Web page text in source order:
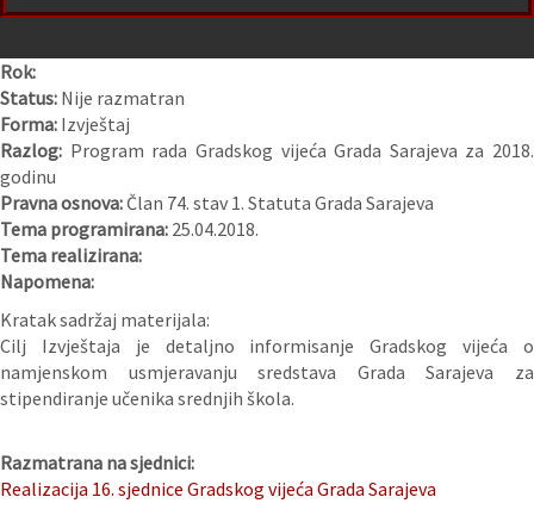
Rok:
Status: Nije razmatran
Forma: Izvještaj
Razlog: Program rada Gradskog vijeća Grada Sarajeva za 2018.
godinu
Pravna osnova:Član 74. stav 1. Statuta Grada Sarajeva
Tema programirana: 25.04.2018.
Tema realizirana:
Napomena:
Kratak sadržaj materijala:
Cilj Izvještaja je detaljno informisanje Gradskog vijeća o
namjenskom usmjeravanju sredstava Grada Sarajeva za
stipendiranje učenika srednjih škola.
Razmatrana na sjednici:
Realizacija 16. sjednice Gradskog vijeća Grada Sarajeva